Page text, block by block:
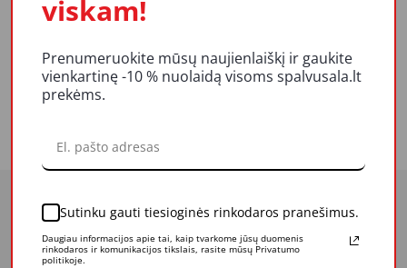
LIKUČIAI
APIE MUS
viskam!
Prenumeruokite mūsų naujienlaiškį ir gaukite
vienkartinę -10 % nuolaidą visoms spalvusala.lt
prekėms.
Sutinku gauti tiesioginės rinkodaros pranešimus.
Daugiau informacijos apie tai, kaip tvarkome jūsų duomenis
rinkodaros ir komunikacijos tikslais, rasite mūsų Privatumo
politikoje.